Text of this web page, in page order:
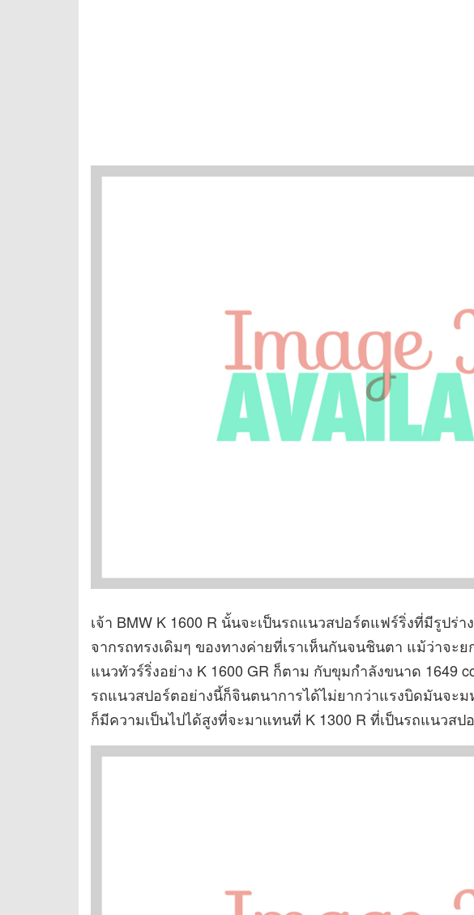
เจ้า BMW K 1600 R นั้นจะเป็นรถแนวสปอร์ตแฟร์ริ่งที่มีรูปร่
จากรถทรงเดิมๆ ของทางค่ายที่เราเห็นกันจนชินตา แม้ว่าจะย
แนวทัวร์ริ่งอย่าง K 1600 GR ก็ตาม กับขุมกำลังขนาด 1649
รถแนวสปอร์ตอย่างนี้ก็จินตนาการได้ไม่ยากว่าแรงบิดมันจะ
ก็มีความเป็นไปได้สูงที่จะมาแทนที่ K 1300 R ที่เป็นรถแนวสป